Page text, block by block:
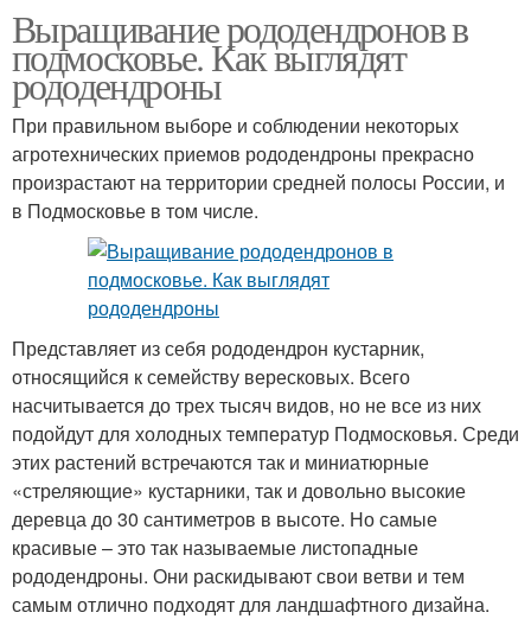
Выращивание рододендронов в
подмосковье. Как выглядят
рододендроны
При правильном выборе и соблюдении некоторых
агротехнических приемов рододендроны прекрасно
произрастают на территории средней полосы России, и
в Подмосковье в том числе.
Представляет из себя рододендрон кустарник,
относящийся к семейству вересковых. Всего
насчитывается до трех тысяч видов, но не все из них
подойдут для холодных температур Подмосковья. Среди
этих растений встречаются так и миниатюрные
«стреляющие» кустарники, так и довольно высокие
деревца до 30 сантиметров в высоте. Но самые
красивые – это так называемые листопадные
рододендроны. Они раскидывают свои ветви и тем
самым отлично подходят для ландшафтного дизайна.